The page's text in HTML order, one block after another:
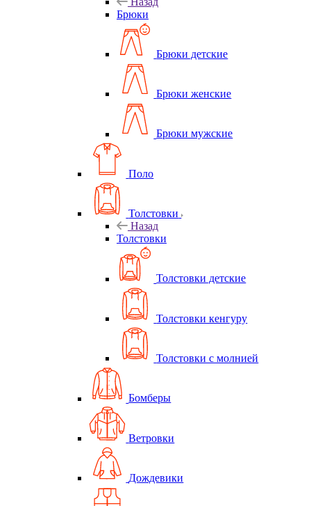
Брюки
Брюки детские
Брюки женские
Брюки мужские
Поло
Толстовки
Назад
Толстовки
Толстовки детские
Толстовки кенгуру
Толстовки с молнией
Бомберы
Ветровки
Дождевики